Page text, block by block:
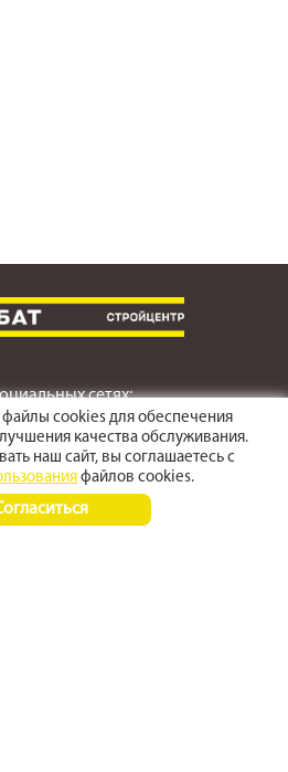
сетях:
167
файлы cookies для обеспечения
качества обслуживания.
наш сайт, вы соглашаетесь с
файлов cookies.